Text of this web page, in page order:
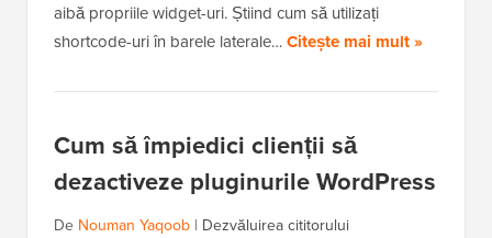
aibă propriile widget-uri. Știind cum să utilizați
shortcode-uri în barele laterale…Citește mai mult »
Cum să împiedici clienții să
dezactiveze pluginurile WordPress
De Nouman Yaqoob | Dezvăluirea cititorului